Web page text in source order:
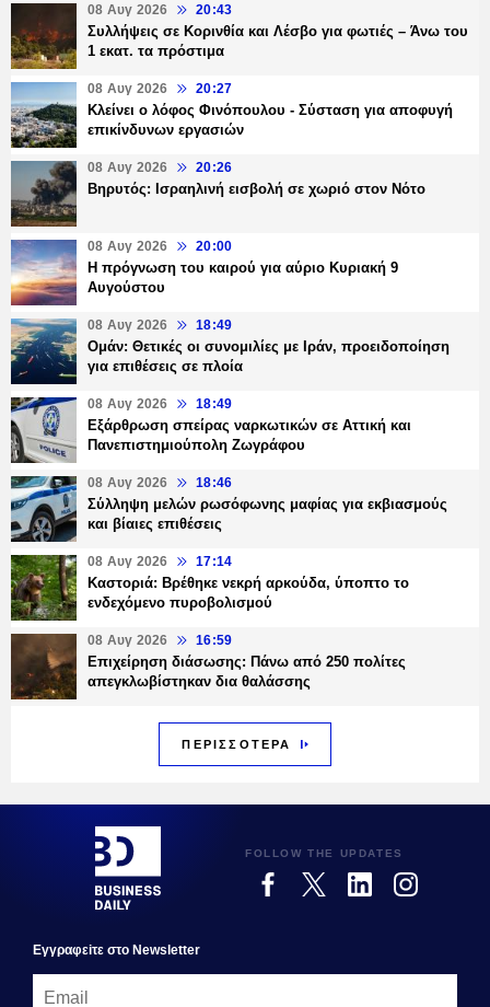
08 Αυγ 2026 20:43
Συλλήψεις σε Κορινθία και Λέσβο για φωτιές – Άνω του
1 εκατ. τα πρόστιμα
08 Αυγ 2026 20:27
Κλείνει ο λόφος Φινόπουλου - Σύσταση για αποφυγή
επικίνδυνων εργασιών
08 Αυγ 2026 20:26
Βηρυτός: Ισραηλινή εισβολή σε χωριό στον Νότο
08 Αυγ 2026 20:00
Η πρόγνωση του καιρού για αύριο Κυριακή 9
Αυγούστου
08 Αυγ 2026 18:49
Ομάν: Θετικές οι συνομιλίες με Ιράν, προειδοποίηση
για επιθέσεις σε πλοία
08 Αυγ 2026 18:49
Εξάρθρωση σπείρας ναρκωτικών σε Αττική και
Πανεπιστημιούπολη Ζωγράφου
08 Αυγ 2026 18:46
Σύλληψη μελών ρωσόφωνης μαφίας για εκβιασμούς
και βίαιες επιθέσεις
08 Αυγ 2026 17:14
Καστοριά: Βρέθηκε νεκρή αρκούδα, ύποπτο το
ενδεχόμενο πυροβολισμού
08 Αυγ 2026 16:59
Επιχείρηση διάσωσης: Πάνω από 250 πολίτες
απεγκλωβίστηκαν δια θαλάσσης
ΠΕΡΙΣΣΟΤΕΡΑ
FOLLOW THE UPDATES
Εγγραφεiτε στο Newsletter